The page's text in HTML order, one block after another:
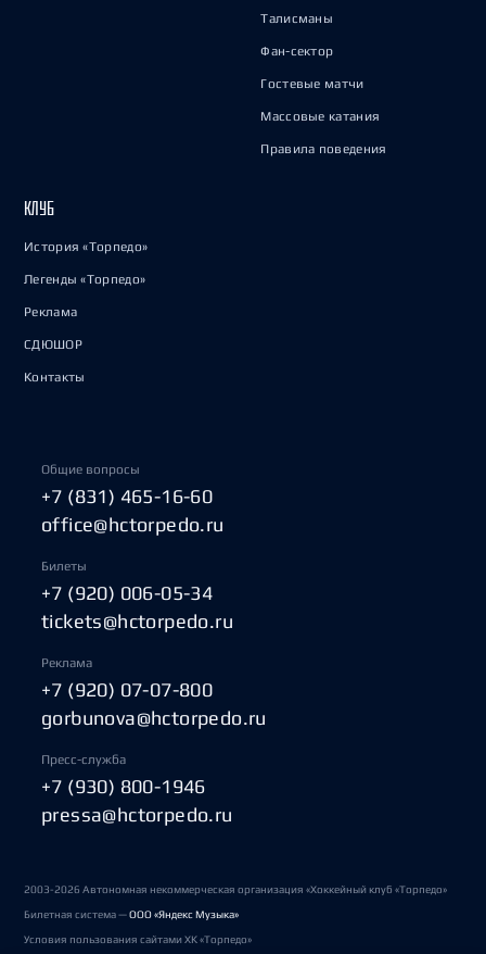
Талисманы
Фан-сектор
Гостевые матчи
Массовые катания
Правила поведения
КЛУБ
История «Торпедо»
Легенды «Торпедо»
Реклама
СДЮШОР
Контакты
Общие вопросы
+7 (831) 465-16-60
office@hctorpedo.ru
Билеты
+7 (920) 006-05-34
tickets@hctorpedo.ru
Реклама
+7 (920) 07-07-800
gorbunova@hctorpedo.ru
Пресс-служба
+7 (930) 800-1946
pressa@hctorpedo.ru
2003-2026 Автономная некоммерческая организация «Хоккейный клуб «Торпедо»
Билетная система —ООО «Яндекс Музыка»
Условия пользования сайтами ХК «Торпедо»